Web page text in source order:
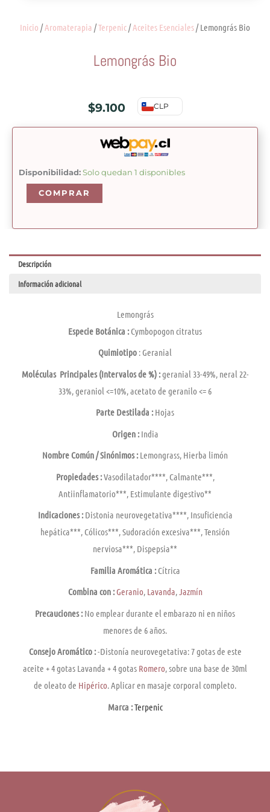
Inicio /Aromaterapia /Terpenic/Aceites Esenciales/ Lemongrás Bio
Lemongrás Bio
$9.100 CLP
Disponibilidad: Solo quedan 1 disponibles
Lemongrás
Bio
COMPRAR
Descripción
Información adicional
Lemongrás
Especie Botánica :Cymbopogon citratus
Quimiotipo : Geranial
MoléculasPrincipales (Intervalos de %) :geranial 33-49%, neral 22-
33%, geraniol <=10%, acetato de geranilo <= 6
Parte Destilada :Hojas
Origen :India
Nombre Común / Sinónimos :Lemongrass, Hierba limón
Propiedades :Vasodilatador****, Calmante***,
Antiinflamatorio***, Estimulante digestivo**
Indicaciones :Distonia neurovegetativa****, Insuficiencia
hepática***, Cólicos***, Sudoración excesiva***, Tensión
nerviosa***, Dispepsia**
Familia Aromática :Cí­trica
Combina con : Geranio, Lavanda,Jazmí­n
Precauciones :No emplear durante el embarazo ni en niños
menores de 6 años.
Consejo Aromático :-Distoní­a neurovegetativa: 7 gotas de este
aceite + 4 gotas Lavanda + 4 gotas Romero, sobre una base de 30ml
de oleato de Hipérico. Aplicar en masaje corporal completo.
Marca :Terpenic